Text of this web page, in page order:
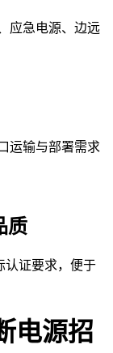
应急电源、边远
运输与部署需求
质
认证要求，便于
电源招